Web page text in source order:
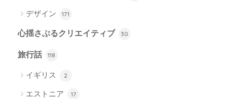
デザイン 171
心揺さぶるクリエイティブ 30
旅行話 118
イギリス 2
エストニア 17